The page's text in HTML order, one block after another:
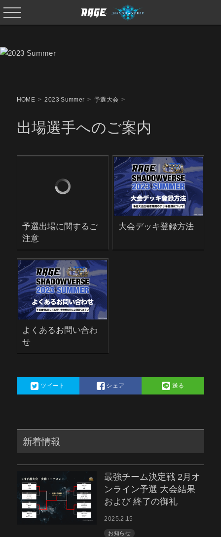
HOME 2023 Summer 予選大会
出場選手へのご案内
予選出場に関するご
注意
大会デッキ登録方法
よくあるお問い合わ
せ
ツイート シェア 送る
新着情報
最強チーム決定戦 2月オ
ンライン予選 大会結果
および 終了の御礼
2025.2.15
お知らせ